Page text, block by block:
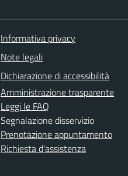
Informativa privacy
Note legali
Dichiarazione di accessibilità
Amministrazione trasparente
Leggi le FAQ
Segnalazione disservizio
Prenotazione appuntamento
Richiesta d'assistenza